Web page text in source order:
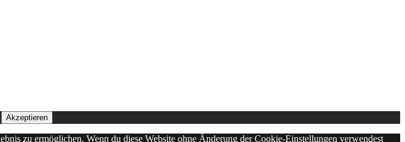
Akzeptieren
zu ermöglichen. Wenn du diese Website ohne Änderung der Cookie-Einstellungen verwendest